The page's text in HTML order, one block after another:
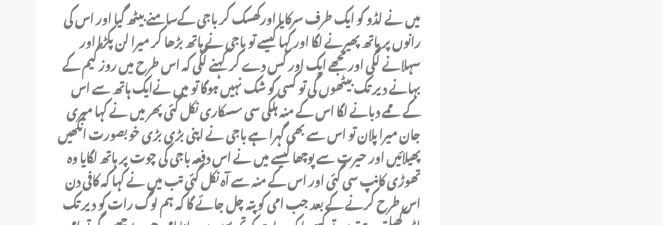
میں نے لڈو کو ایک طرف سرکایا اورکھسک کر باجی کےسامنے بیٹھ گیا اور اس کی
رانوں پر ہاتھ پھیرنے لگا اور کہا کیسے تو باجی نے ہاتھ بڑھا کر میرا لن پکڑا اور
سہلانے لگی اور مجھے ایک اور کس دے کر کہنے لگی کہ اس طرح میں روز گیم کے
بہانے دیر تک بیٹھوں گی تو کسی کو شک نہیں ہوگا تو میں نےایک ہاتھ سے اس
کے ممے دبانے لگا اس کے منہ ہلکی سی سسکاری نکل گئی پھر میں نے کہا میری
جان میرا پلان تو اس سے بھی گہرا ہے باجی نے اپنی بڑی بڑی خوبصورت انکھیں
پھیلائیں اور حیرت سے پوچھا کیسے میں نے اس دفعہ باجی کی چوت پر ہاتھ لگایا وہ
تھوڑی کانپ سی گئی اور اس کے منہ سے آہ نکل گئی تب میں نے کہا کہ کافی دن
اس طرح کرنے کے بعد جب امی کو پتہ چل جائے گا کہ ہم لوگ رات کو دیر تک